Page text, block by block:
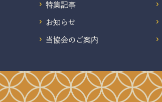
特集記事
お知らせ
当協会のご案内